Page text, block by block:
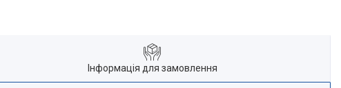
Інформація для замовлення